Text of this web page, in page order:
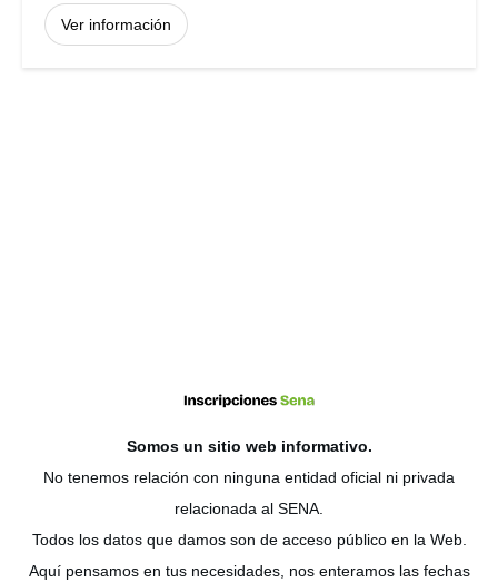
Ver información
Somos un sitio web informativo.
No tenemos relación con ninguna entidad oficial ni privada
relacionada al SENA.
Todos los datos que damos son de acceso público en la Web.
Aquí pensamos en tus necesidades, nos enteramos las fechas